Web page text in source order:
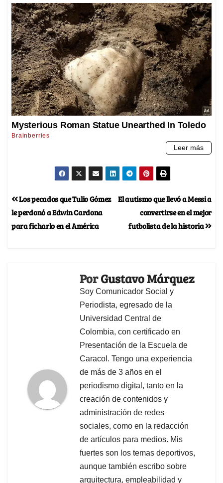
El autismo que llevó a Messi a
convertirse en el mejor
futbolista de la historia
Los pecados que Tulio Gómez
le perdonó a Edwin Cardona
para ficharlo en el América
PorGustavo Márquez
Soy Comunicador Social y
Periodista, egresado de la
Universidad Central de
Colombia, con certificado en
Presentación de la Escuela de
Caracol. Tengo una experiencia
de más de 3 años en el
periodismo digital, tanto en la
creación de contenidos y
administración de redes
sociales, como en la redacción
de artículos para medios. Mis
fuertes son los temas deportivos,
aunque también escribo sobre
arquitectura, empleabilidad y